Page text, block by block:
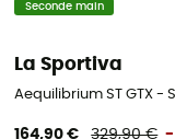
Seconde main
La Sportiva
Aequilibrium ST GTX
164,90 € 329,90 € -